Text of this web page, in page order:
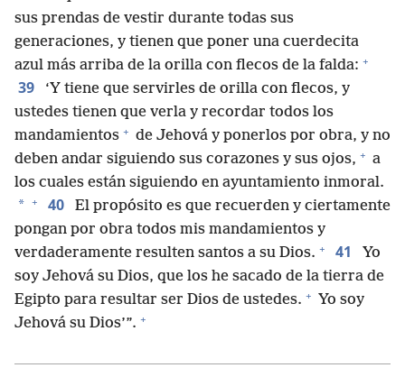
sus prendas de vestir durante todas sus
generaciones, y tienen que poner una cuerdecita
azul más arriba de la orilla con flecos de la falda: +
39
‘Y tiene que servirles de orilla con flecos, y
ustedes tienen que verla y recordar todos los
mandamientos + de Jehová y ponerlos por obra, y no
deben andar siguiendo sus corazones y sus ojos, + a
los cuales están siguiendo en ayuntamiento inmoral.
* + 40
El propósito es que recuerden y ciertamente
pongan por obra todos mis mandamientos y
verdaderamente resulten santos a su Dios. + 41
Yo
soy Jehová su Dios, que los he sacado de la tierra de
Egipto para resultar ser Dios de ustedes. + Yo soy
Jehová su Dios’”. +